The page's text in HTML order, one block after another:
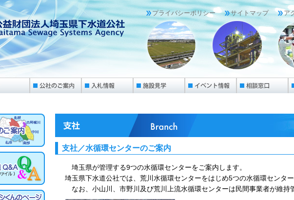
プライバシーポリシー サイトマップ ア
支社／水循環センターのご案内
埼玉県が管理する9つの水循環センターをご案内します。
埼玉県下水道公社では、荒川水循環センターをはじめ5つの水循環センタ
なお、小山川、市野川及び荒川上流水循環センターは民間事業者が維持